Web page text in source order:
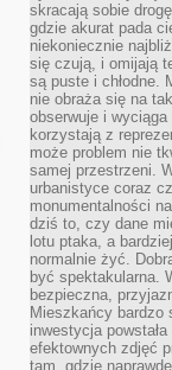
skracają sobie
gdzie akurat pada
niekoniecznie
się czują, i omijają
są puste i chłodne.
nie obraża się na
obserwuje i
korzystają z
może problem nie
samej przestrzeni.
urbanistyce coraz
monumentalności
dziś to, czy dane
lotu ptaka, a
normalnie żyć.
być spektakularna.
bezpieczna,
Mieszkańcy bardzo
inwestycja
efektownych zdjęć
tam, gdzie